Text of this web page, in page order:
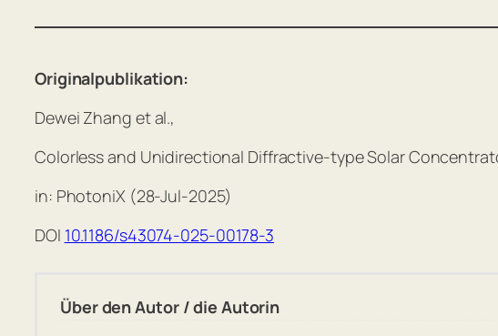
Originalpublikation:
Dewei Zhang et al.,
Colorless and Unidirectional Diffractive-type Solar
in: PhotoniX (28-Jul-2025)
DOI 10.1186/s43074-025-00178-3
Über den Autor / die Autorin